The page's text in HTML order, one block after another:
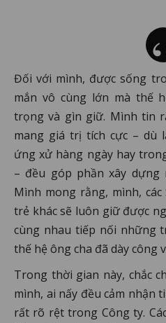
Đối với mình, được sống
mắn vô cùng lớn mà thế
trọng và gìn giữ. Mình tin
mang giá trị tích cực – dù
ứng xử hàng ngày hay
– đều góp phần xây
Mình mong rằng, mình,
trẻ khác sẽ luôn giữ được
cùng nhau tiếp nối những
thế hệ ông cha đã dày công
Trong thời gian này, chắc
mình, ai nấy đều cảm nhận
rất rõ rệt trong Công ty.